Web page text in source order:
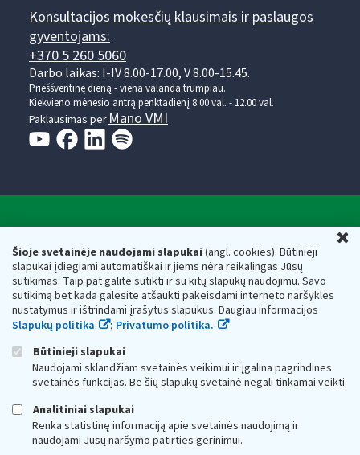
Šioje svetainėje naudojami slapukai(angl. cookies). Būtinieji
slapukai įdiegiami automatiškai ir jiems nėra reikalingas Jūsų
sutikimas. Taip pat galite sutikti ir su kitų slapukų naudojimu. Savo
sutikimą bet kada galėsite atšaukti pakeisdami interneto naršyklės
nustatymus ir ištrindami įrašytus slapukus. Daugiau informacijos
Slapukų politika
; Privatumo politika.
Būtinieji slapukai
Naudojami sklandžiam svetainės veikimui ir įgalina pagrindines
svetainės funkcijas. Be šių slapukų svetainė negali tinkamai veikti.
Analitiniai slapukai
Renka statistinę informaciją apie svetainės naudojimą ir
naudojami Jūsų naršymo patirties gerinimui.
Konsultacijos mokesčių klausimais ir paslaugos
gyventojams:
+370 5 260 5060
Darbo laikas: I-IV 8.00-17.00, V 8.00-15.45.
Prieššventinę dieną - viena valanda trumpiau.
Kiekvieno mėnesio antrą penktadienį 8.00 val. - 12.00 val.
Paklausimas per Mano VMI
Respublikos finansų ministerijos
Biudžetinė įstaiga. Juridinio asmens kodas — 188659752,
adresas: Vasario 16-osios g. 14, 01107 Vilnius, Lietuva, el.paštas:
vmi@vmi.lt, E. pristatymo dėžutės adresas 188659752
Duomenys apie Valstybinę mokesčių inspekciją prie Lietuvos
Respublikos finansų ministerijos kaupiami ir saugomi Juridinių